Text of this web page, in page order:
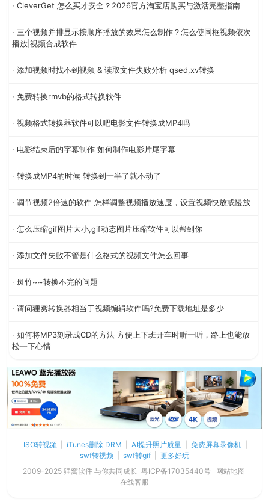
· CleverGet 怎么买才安全？2026官方淘宝店购买与激活完整指南
· 三个视频并排显示按顺序播放的效果怎么制作？怎么使同框视频依次
播放|视频合成软件
· 添加视频时找不到视频 & 读取文件失败分析 qsed,xv转换
· 免费转换rmvb的格式转换软件
· 视频格式转换器软件可以吧电影文件转换成MP4吗
· 电影结束后的字幕制作 如何制作电影片尾字幕
· 转换成MP4的时候 转换到一半了就不动了
· 调节视频2倍速的软件 怎样调整视频播放速度，设置视频快放或慢放
· 怎么压缩gif图片大小,gif动态图片压缩软件可以帮到你
· 添加文件失败不管是什么格式的视频文件怎么回事
· 斑竹~~转换不完的问题
· 请问狸窝转换器相当于视频编辑软件吗?免费下载地址是多少
· 如何将MP3刻录成CD的方法 方便上下班开车时听一听，路上也能放
松一下心情
ISO转视频 iTunes删除 DRM AI提升照片质量 免费屏幕录像机
swf转视频
swf转gif
更多好玩
2009-2025 狸窝软件 与你共同成长 粤ICP备17035440号
网站地图
在线客服